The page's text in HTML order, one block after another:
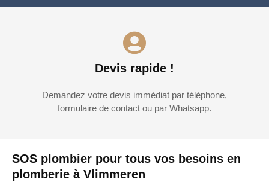
SOS plombier pour tous vos besoins en
plomberie à Vlimmeren
Devis rapide !
Demandez votre devis immédiat par téléphone,
formulaire de contact ou par Whatsapp.